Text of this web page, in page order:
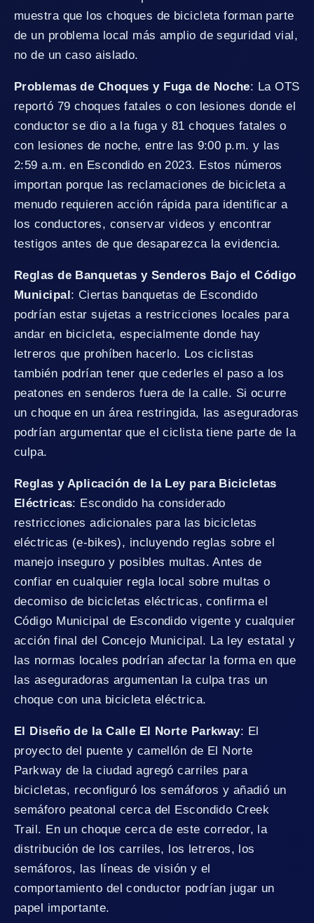
muestra que los choques de bicicleta forman parte
de un problema local más amplio de seguridad vial,
no de un caso aislado.
Problemas de Choques y Fuga de Noche: La OTS
reportó 79 choques fatales o con lesiones donde el
conductor se dio a la fuga y 81 choques fatales o
con lesiones de noche, entre las 9:00 p.m. y las
2:59 a.m. en Escondido en 2023. Estos números
importan porque las reclamaciones de bicicleta a
menudo requieren acción rápida para identificar a
los conductores, conservar videos y encontrar
testigos antes de que desaparezca la evidencia.
Reglas de Banquetas y Senderos Bajo el Código
Municipal: Ciertas banquetas de Escondido
podrían estar sujetas a restricciones locales para
andar en bicicleta, especialmente donde hay
letreros que prohíben hacerlo. Los ciclistas
también podrían tener que cederles el paso a los
peatones en senderos fuera de la calle. Si ocurre
un choque en un área restringida, las aseguradoras
podrían argumentar que el ciclista tiene parte de la
culpa.
Reglas y Aplicación de la Ley para Bicicletas
Eléctricas: Escondido ha considerado
restricciones adicionales para las bicicletas
eléctricas (e-bikes), incluyendo reglas sobre el
manejo inseguro y posibles multas. Antes de
confiar en cualquier regla local sobre multas o
decomiso de bicicletas eléctricas, confirma el
Código Municipal de Escondido vigente y cualquier
acción final del Concejo Municipal. La ley estatal y
las normas locales podrían afectar la forma en que
las aseguradoras argumentan la culpa tras un
choque con una bicicleta eléctrica.
El Diseño de la Calle El Norte Parkway: El
proyecto del puente y camellón de El Norte
Parkway de la ciudad agregó carriles para
bicicletas, reconfiguró los semáforos y añadió un
semáforo peatonal cerca del Escondido Creek
Trail. En un choque cerca de este corredor, la
distribución de los carriles, los letreros, los
semáforos, las líneas de visión y el
comportamiento del conductor podrían jugar un
papel importante.